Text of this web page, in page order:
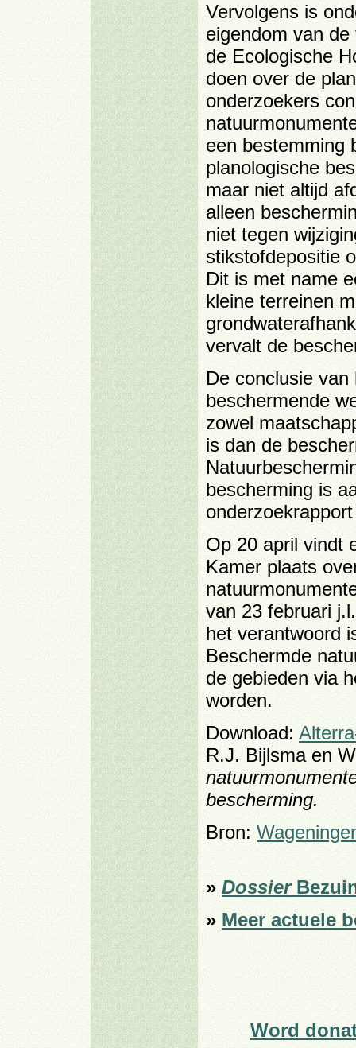
Vervolgens is
eigendom van
de Ecologische
doen over de
onderzoekers
een bestemming
planologische
maar niet altijd
alleen
niet tegen
stikstofdepositie
Dit is met name
kleine terreinen
vervalt de
De conclusie
beschermende
zowel
is dan de
bescherming is
Op 20 april vindt
Kamer plaats
van 23 februari
het verantwoord
Beschermde
de gebieden via
worden.
Download:
R.J. Bijlsma en
bescherming.
Bron:
» Dossier
» Meer actuele
Word